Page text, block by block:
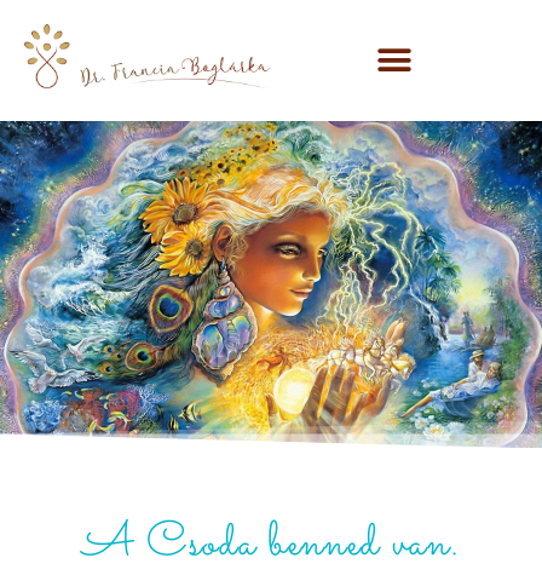
A Csoda benned van.